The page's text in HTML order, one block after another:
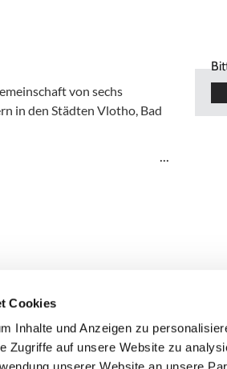
Cookies
Inhalte und Anzeigen zu
Zugriffe auf unsere Website zu
von sechs
in den Städten Vlotho, Bad